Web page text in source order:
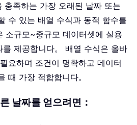
충족하는 가장 오래된 날짜 또는
수 있는 배열 수식과 동적 함수를
소규모~중규모 데이터셋에 실용
제공합니다。 배열 수식은 올바
요하며 조건이 명확하고 데이터
때 가장 적합합니다。
날짜를 얻으려면：